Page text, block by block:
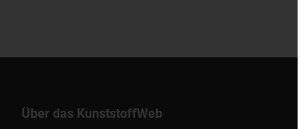
Über das KunststoffWeb